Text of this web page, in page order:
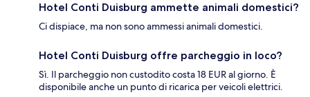
Hotel Conti Duisburg ammette animali domestici?
Ci dispiace, ma non sono ammessi animali domestici.
Hotel Conti Duisburg offre parcheggio in loco?
Sì. Il parcheggio non custodito costa 18 EUR al giorno. È
disponibile anche un punto di ricarica per veicoli elettrici.